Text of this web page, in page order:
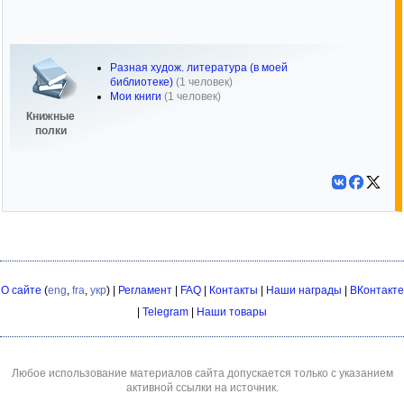
Книжные
полки
Разная худож. литература (в моей
библиотеке) (1 человек)
Мои книги (1 человек)
О сайте (eng, fra, укр) | Регламент| FAQ| Контакты Наши награды
ВКонтакте
Telegram Наши товары
Любое использование материалов сайта допускается только с указанием
активной ссылки на источник.